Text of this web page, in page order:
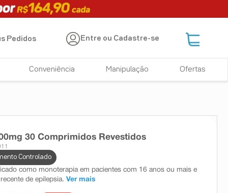
Pedidos Entre ou Cadastre-se
Conveniência Manipulação Ofertas
30 Comprimidos Revestidos
Controlado
como monoterapia em pacientes com 16 anos ou mais e
de epilepsia. Ver mais